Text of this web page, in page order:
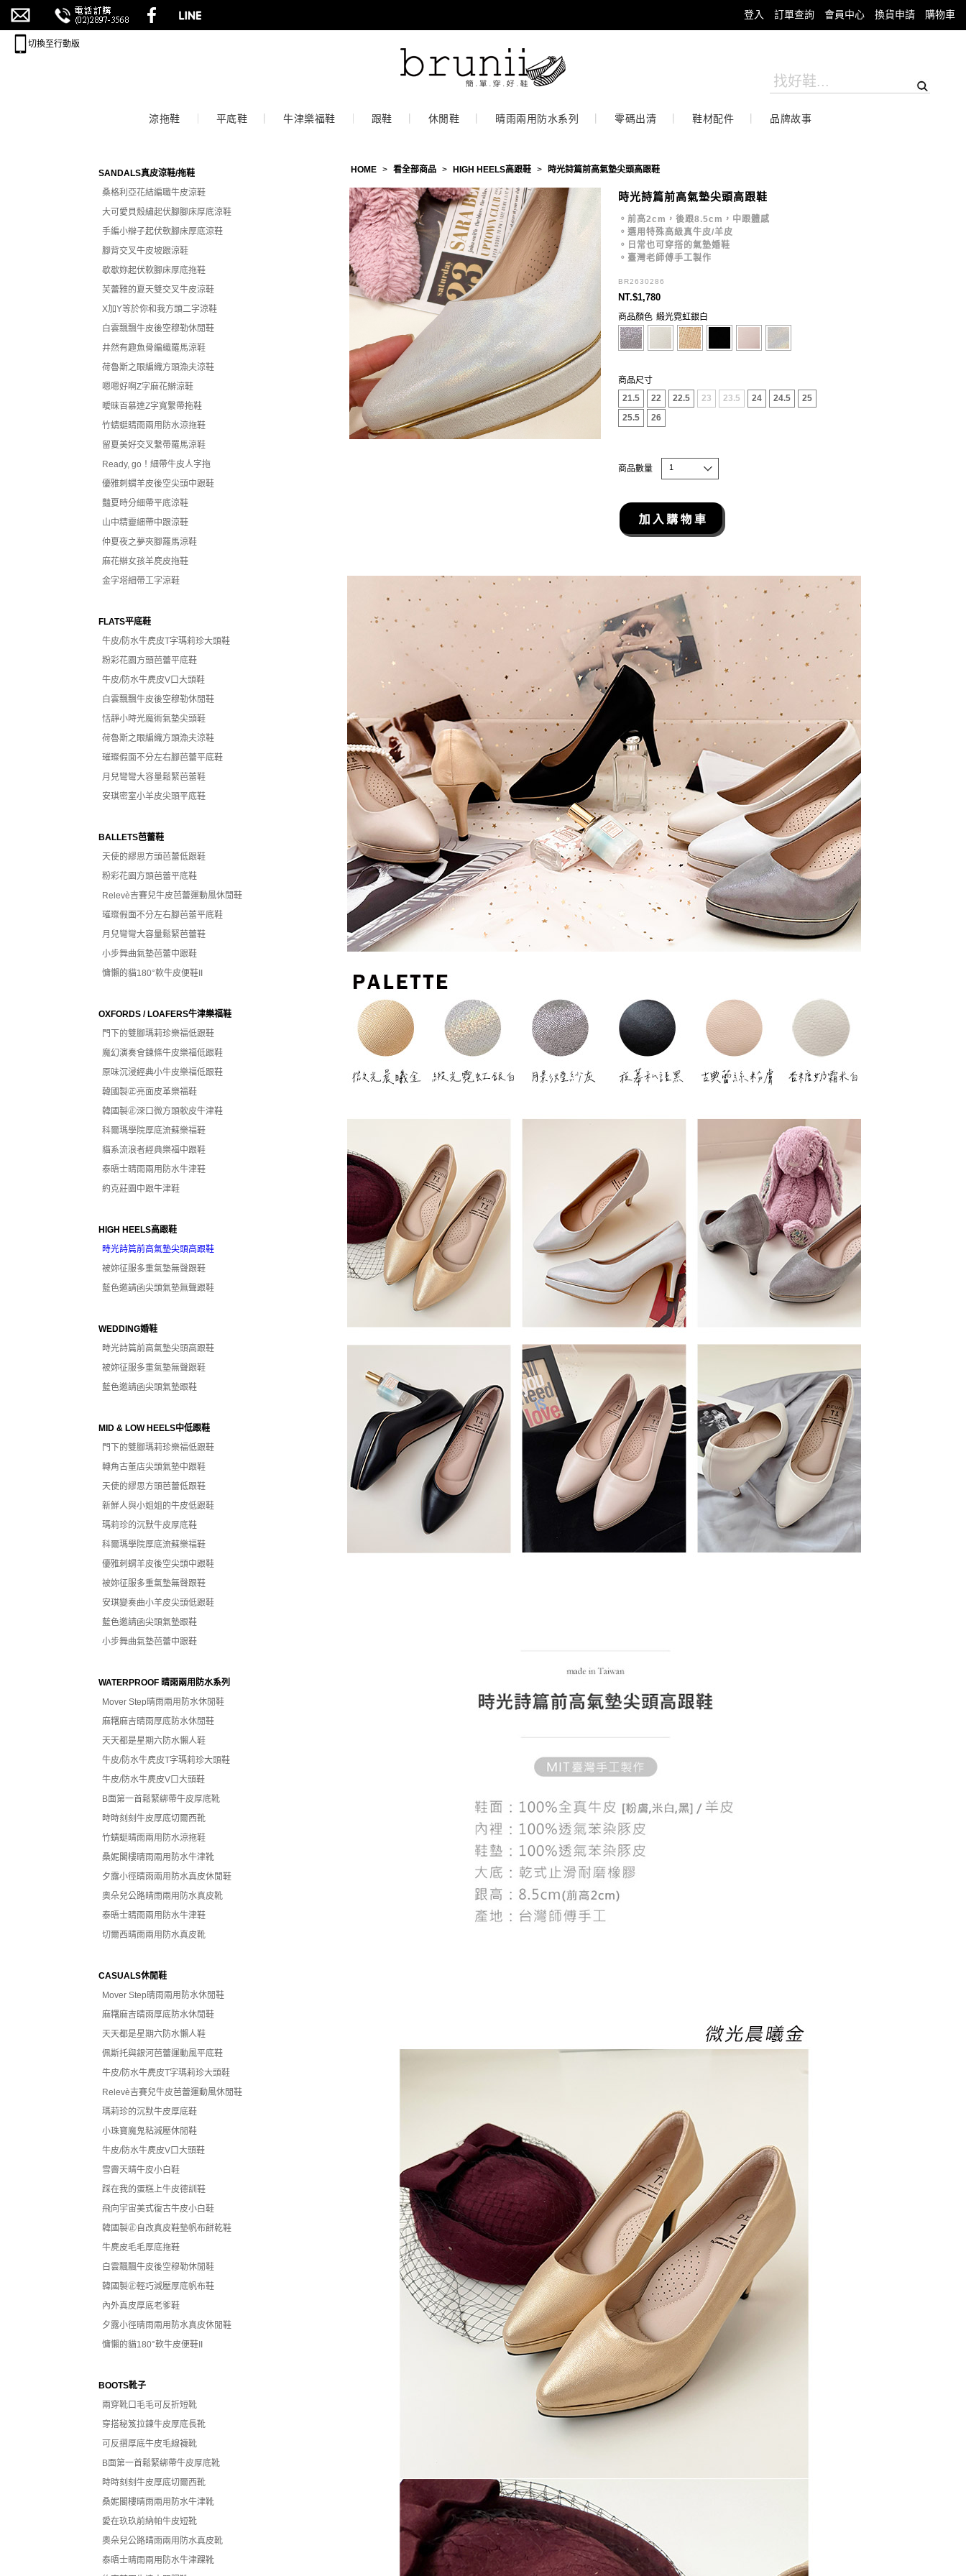
登入 訂單查詢 會員中心 換貨申請 購物車
切換至行動版
涼拖鞋 平底鞋 牛津樂福鞋 跟鞋 休閒鞋 晴雨兩用防水系列 零碼出清 鞋材配件 品牌故事
SANDALS真皮涼鞋/拖鞋
桑格利亞花結編職牛皮涼鞋
大可愛貝殼繡起伏腳腳床厚底涼鞋
手編小辮子起伏軟腳床厚底涼鞋
腳背交叉牛皮坡跟涼鞋
歇歇妳起伏軟腳床厚底拖鞋
芙蕾雅的夏天雙交叉牛皮涼鞋
X加Y等於你和我方頭二字涼鞋
白雲飄飄牛皮後空穆勒休閒鞋
井然有趣魚骨編織羅馬涼鞋
荷魯斯之眼編織方頭漁夫涼鞋
嗯嗯好啊Z字麻花辮涼鞋
曖昧百慕達Z字寬繫帶拖鞋
竹蜻蜓晴雨兩用防水涼拖鞋
留夏美好交叉繫帶羅馬涼鞋
Ready, go！細帶牛皮人字拖
優雅刺蝟羊皮後空尖頭中跟鞋
豔夏時分細帶平底涼鞋
山中精靈細帶中跟涼鞋
仲夏夜之夢夾腳羅馬涼鞋
麻花辮女孩羊麂皮拖鞋
金字塔細帶工字涼鞋
FLATS平底鞋
牛皮/防水牛麂皮T字瑪莉珍大頭鞋
粉彩花園方頭芭蕾平底鞋
牛皮/防水牛麂皮V口大頭鞋
白雲飄飄牛皮後空穆勒休閒鞋
恬靜小時光魔術氣墊尖頭鞋
荷魯斯之眼編織方頭漁夫涼鞋
璀璨假面不分左右腳芭蕾平底鞋
月兒彎彎大容量鬆緊芭蕾鞋
安琪密室小羊皮尖頭平底鞋
BALLETS芭蕾鞋
天使的繆思方頭芭蕾低跟鞋
粉彩花園方頭芭蕾平底鞋
Relevè吉賽兒牛皮芭蕾運動風休閒鞋
璀璨假面不分左右腳芭蕾平底鞋
月兒彎彎大容量鬆緊芭蕾鞋
小步舞曲氣墊芭蕾中跟鞋
慵懶的貓180°軟牛皮便鞋II
OXFORDS / LOAFERS牛津樂福鞋
門下的雙腳瑪莉珍樂福低跟鞋
魔幻演奏會鍊條牛皮樂福低跟鞋
原味沉浸經典小牛皮樂福低跟鞋
韓國製㊣亮面皮革樂福鞋
韓國製㊣深口微方頭軟皮牛津鞋
科爾瑪學院厚底流蘇樂福鞋
貓系流浪者經典樂福中跟鞋
泰晤士晴雨兩用防水牛津鞋
約克莊園中跟牛津鞋
HIGH HEELS高跟鞋
時光詩篇前高氣墊尖頭高跟鞋
被妳征服多重氣墊無聲跟鞋
藍色邀請函尖頭氣墊無聲跟鞋
WEDDING婚鞋
時光詩篇前高氣墊尖頭高跟鞋
被妳征服多重氣墊無聲跟鞋
藍色邀請函尖頭氣墊跟鞋
MID & LOW HEELS中低跟鞋
門下的雙腳瑪莉珍樂福低跟鞋
轉角古董店尖頭氣墊中跟鞋
天使的繆思方頭芭蕾低跟鞋
新鮮人與小姐姐的牛皮低跟鞋
瑪莉珍的沉默牛皮厚底鞋
科爾瑪學院厚底流蘇樂福鞋
優雅刺蝟羊皮後空尖頭中跟鞋
被妳征服多重氣墊無聲跟鞋
安琪變奏曲小羊皮尖頭低跟鞋
藍色邀請函尖頭氣墊跟鞋
小步舞曲氣墊芭蕾中跟鞋
WATERPROOF 晴雨兩用防水系列
Mover Step晴雨兩用防水休閒鞋
麻糬麻吉晴雨厚底防水休閒鞋
天天都是星期六防水懶人鞋
牛皮/防水牛麂皮T字瑪莉珍大頭鞋
牛皮/防水牛麂皮V口大頭鞋
B面第一首鬆緊綁帶牛皮厚底靴
時時刻刻牛皮厚底切爾西靴
竹蜻蜓晴雨兩用防水涼拖鞋
桑妮閣樓晴雨兩用防水牛津靴
夕露小徑晴雨兩用防水真皮休閒鞋
奧朵兒公路晴雨兩用防水真皮靴
泰晤士晴雨兩用防水牛津鞋
切爾西晴雨兩用防水真皮靴
CASUALS休閒鞋
Mover Step晴雨兩用防水休閒鞋
麻糬麻吉晴雨厚底防水休閒鞋
天天都是星期六防水懶人鞋
佩斯托與銀河芭蕾運動風平底鞋
牛皮/防水牛麂皮T字瑪莉珍大頭鞋
Relevè吉賽兒牛皮芭蕾運動風休閒鞋
瑪莉珍的沉默牛皮厚底鞋
小珠寶魔鬼粘減壓休閒鞋
牛皮/防水牛麂皮V口大頭鞋
雪霽天晴牛皮小白鞋
踩在我的蛋糕上牛皮德訓鞋
飛向宇宙美式復古牛皮小白鞋
韓國製㊣自改真皮鞋墊帆布餅乾鞋
牛麂皮毛毛厚底拖鞋
白雲飄飄牛皮後空穆勒休閒鞋
韓國製㊣輕巧減壓厚底帆布鞋
內外真皮厚底老爹鞋
夕露小徑晴雨兩用防水真皮休閒鞋
慵懶的貓180°軟牛皮便鞋II
BOOTS靴子
兩穿靴口毛毛可反折短靴
穿搭秘笈拉鍊牛皮厚底長靴
可反摺厚底牛皮毛線襪靴
B面第一首鬆緊綁帶牛皮厚底靴
時時刻刻牛皮厚底切爾西靴
桑妮閣樓晴雨兩用防水牛津靴
愛在玖玖前納帕牛皮短靴
奧朵兒公路晴雨兩用防水真皮靴
泰晤士晴雨兩用防水牛津踝靴
HOME > 看全部商品 > HIGH HEELS高跟鞋 > 時光詩篇前高氣墊尖頭高跟鞋
時光詩篇前高氣墊尖頭高跟鞋
。前高2cm，後跟8.5cm，中跟體感
。選用特殊高級真牛皮/羊皮
。日常也可穿搭的氣墊婚鞋
。臺灣老師傅手工製作
BR2630286
NT.$1,780
商品顏色 緞光霓虹銀白
商品尺寸
21.5
22 22.5 23 23.5 24 24.5
25
25.5
26
商品數量 1